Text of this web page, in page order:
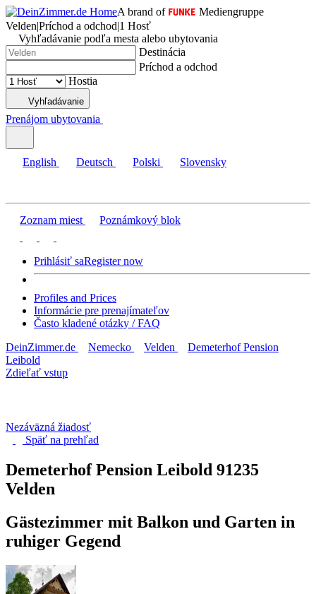
A brand of
Mediengruppe
Velden|Príchod a odchod|1 Hosť
Vyhľadávanie podľa mesta alebo ubytovania
Destinácia
Príchod a odchod
Hostia
Vyhľadávanie
Prenájom ubytovania
English Deutsch Polski Slovensky
Zoznam miest Poznámkový blok
Prihlásiť saRegister now
Profiles and Prices
Informácie pre prenajímateľov
Často kladené otázky / FAQ
DeinZimmer.de
Nemecko Velden
Demeterhof Pension
Leibold
Zdieľať vstup
Nezáväzná žiadosť
Späť na prehľad
Demeterhof Pension Leibold 91235
Velden
Gästezimmer mit Balkon und Garten in
ruhiger Gegend